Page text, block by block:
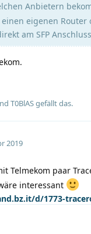
Anbietern
eigenen Router
am SFP
T0BlASgefällt das.
2019
Telmekom paar
interessant
d/1773-